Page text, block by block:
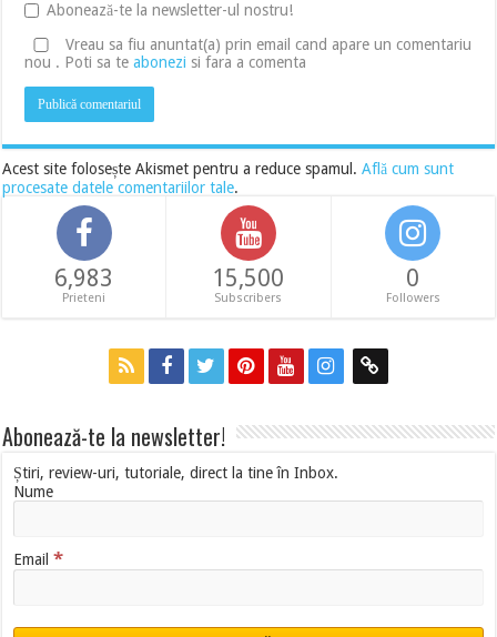
Abonează-te la newsletter-ul nostru!
Vreau sa fiu anuntat(a) prin email cand apare un comentariu
nou . Poti sa teabonezi si fara a comenta
Acest site folosește Akismet pentru a reduce spamul.Află cum sunt
procesate datele comentariilor tale.
6,983
Prieteni
15,500
Subscribers
0
Followers
Abonează-te la newsletter!
Știri, review-uri, tutoriale, direct la tine în Inbox.
Nume
Email*